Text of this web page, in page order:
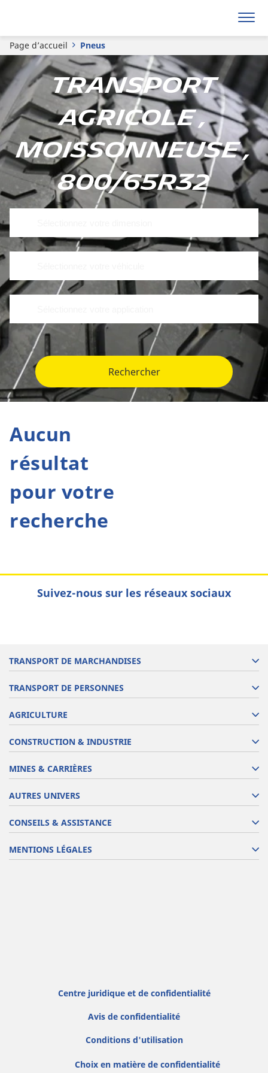
Page d’accueil Pneus
Transport
agricole ,
Moissonneuse ,
800/65R32
Rechercher
Aucun
résultat
pour votre
recherche
Suivez-nous sur les réseaux sociaux
TRANSPORT DE MARCHANDISES
TRANSPORT DE PERSONNES
AGRICULTURE
CONSTRUCTION & INDUSTRIE
MINES & CARRIÈRES
AUTRES UNIVERS
CONSEILS & ASSISTANCE
MENTIONS LÉGALES
Centre juridique et de confidentialité
Avis de confidentialité
Conditions d'utilisation
Choix en matière de confidentialité